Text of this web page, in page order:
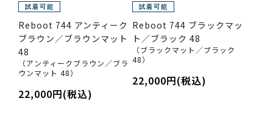
Reboot 744 アンティーク
ブラウン／ブラウンマット
48
（アンティークブラウン／ブラ
ウンマット 48）
22,000円(税込)
Reboot 744 ブラックマッ
ト／ブラック 48
（ブラックマット／ブラック
48）
22,000円(税込)